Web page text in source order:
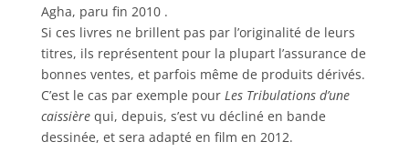
Agha, paru fin 2010 .
Si ces livres ne brillent pas par l’originalité de leurs
titres, ils représentent pour la plupart l’assurance de
bonnes ventes, et parfois même de produits dérivés.
C’est le cas par exemple pour Les Tribulations d’une
caissièrequi, depuis, s’est vu décliné en bande
dessinée, et sera adapté en film en 2012.